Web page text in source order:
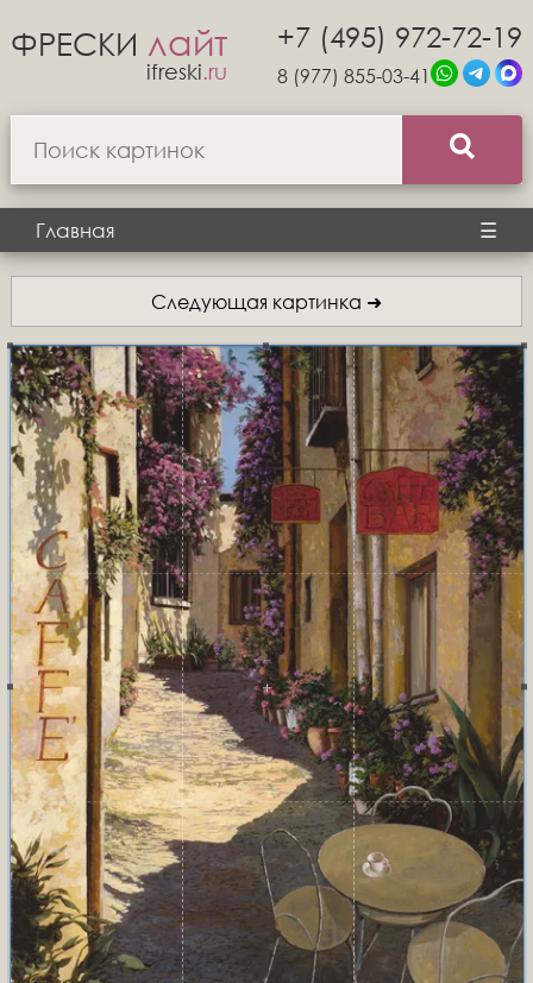
ФРЕСКИ лайт
ifreski.ru
+7 (495) 972-72-19
8 (977) 855-03-41
Главная ☰
Следующая картинка ➜